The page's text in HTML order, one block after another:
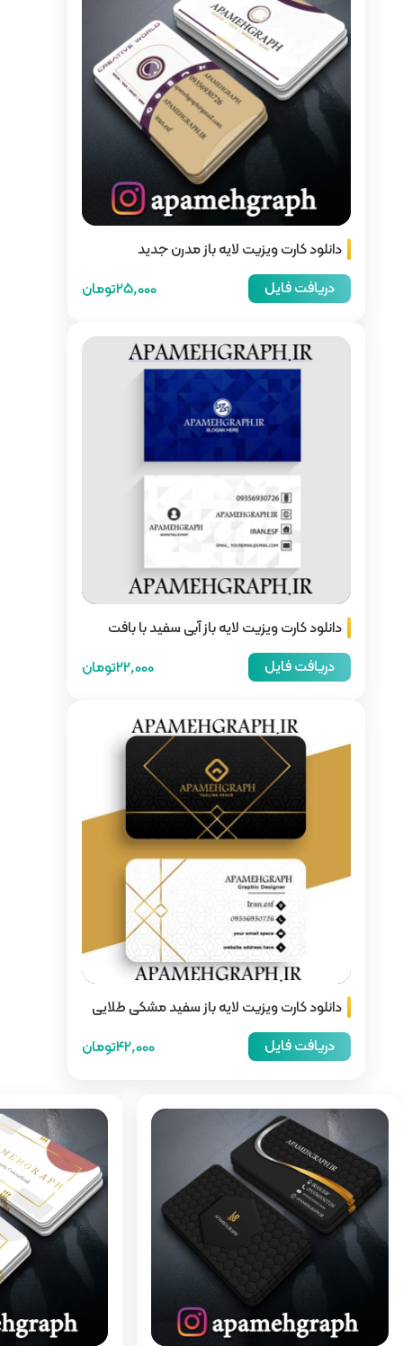
مدرن جدید
25,000تومان
آبی سفید با بافت
22,000تومان
باز سفید مشکی طلایی
42,000تومان